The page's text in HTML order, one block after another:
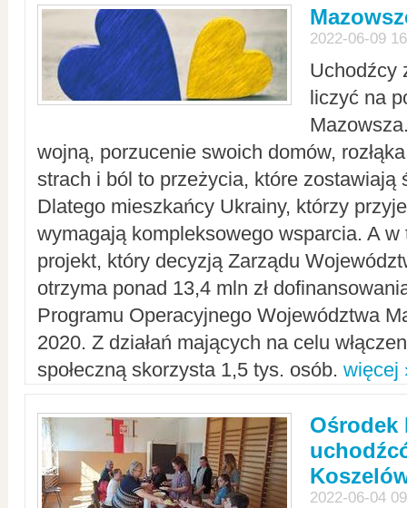
2022-06-09
Uchodźcy
liczyć na
wojną, porzucenie swoich domów,
strach i ból to przeżycia, które zostawiają
Dlatego mieszkańcy Ukrainy, którzy
wymagają kompleksowego wsparcia. A w
projekt, który decyzją Zarządu
otrzyma ponad 13,4 mln zł
Programu Operacyjnego Województwa
2020. Z działań mających na celu
społeczną skorzysta 1,5 tys. osób. więcej
Ośrodek
2022-06-04